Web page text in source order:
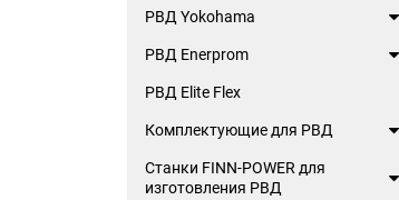
РВД Yokohama
РВД Enerprom
РВД Elite Flex
Комплектующие для РВД
Станки FINN-POWER для
изготовления РВД